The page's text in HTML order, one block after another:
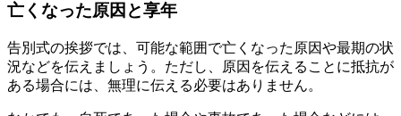
亡くなった原因と享年
告別式の挨拶では、可能な範囲で亡くなった原因や最期の状
況などを伝えましょう。ただし、原因を伝えることに抵抗が
ある場合には、無理に伝える必要はありません。